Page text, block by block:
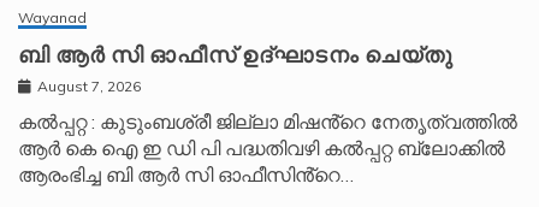
Wayanad
ബി ആർ സി ഓഫീസ് ഉദ്ഘാടനം ചെയ്തു
August 7, 2026
കൽപ്പറ്റ : കുടുംബശ്രീ ജില്ലാ മിഷൻ്റെ നേതൃത്വത്തിൽ
ആർ കെ ഐ ഇ ഡി പി പദ്ധതിവഴി കൽപ്പറ്റ ബ്ലോക്കിൽ
ആരംഭിച്ച ബി ആർ സി ഓഫീസിൻ്റെ…